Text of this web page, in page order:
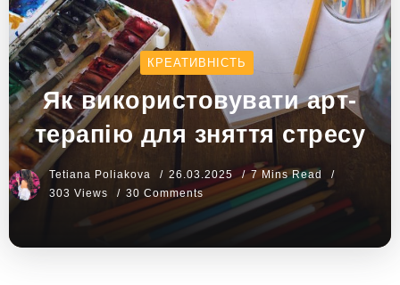
КРЕАТИВНІСТЬ
Як використовувати арт-
терапію для зняття стресу
Tetiana Poliakova 26.03.2025
7 Mins Read
303 Views
30 Comments